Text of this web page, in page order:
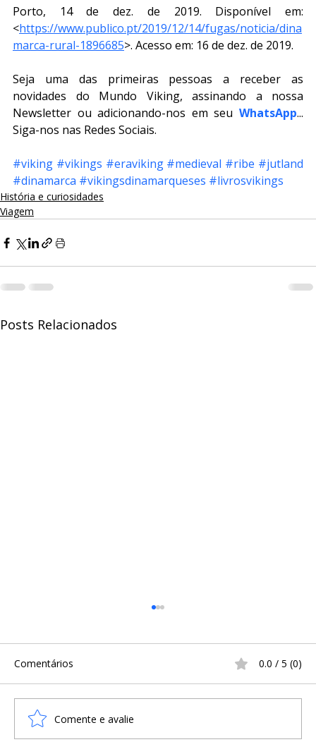
Porto, 14 de dez. de 2019. Disponível em:
<https://www.publico.pt/2019/12/14/fugas/noticia/dina
marca-rural-1896685>. Acesso em: 16 de dez. de 2019.
Seja uma das primeiras pessoas a receber as
novidades do Mundo Viking, assinando a nossa
Newsletter ou adicionando-nos em seu WhatsApp...
Siga-nos nas Redes Sociais.
#viking #vikings #eraviking #medieval #ribe #jutland
#dinamarca #vikingsdinamarqueses #livrosvikings
História e curiosidades
Viagem
Posts Relacionados
Comentários 0.0 / 5 (0)
Comente e avalie